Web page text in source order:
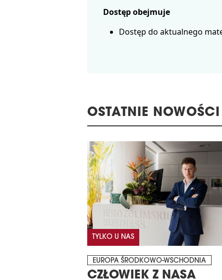
Dostęp obejmuje
Dostęp do aktualnego
OSTATNIE NOWOŚCI
TYLKO U NAS
EUROPA ŚRODKOWO-WSCHODNIA
CZŁOWIEK Z NASA